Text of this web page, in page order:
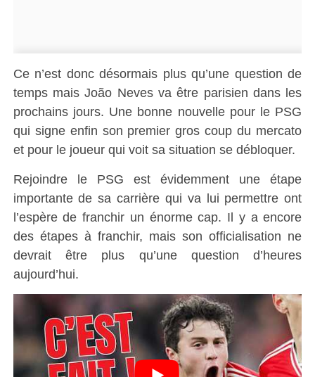
Ce n’est donc désormais plus qu’une question de
temps mais João Neves va être parisien dans les
prochains jours. Une bonne nouvelle pour le PSG
qui signe enfin son premier gros coup du mercato
et pour le joueur qui voit sa situation se débloquer.
Rejoindre le PSG est évidemment une étape
importante de sa carrière qui va lui permettre ont
l’espère de franchir un énorme cap. Il y a encore
des étapes à franchir, mais son officialisation ne
devrait être plus qu’une question d’heures
aujourd’hui.